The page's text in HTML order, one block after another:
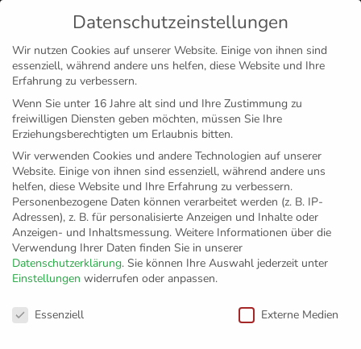
MENÜ
Disclaimer Impressum Datenschutz
Grundschule
Datenschutzeinstellungen
Wir nutzen Cookies auf unserer Website. Einige von ihnen sind
essenziell, während andere uns helfen, diese Website und Ihre
Erfahrung zu verbessern.
Wenn Sie unter 16 Jahre alt sind und Ihre Zustimmung zu
freiwilligen Diensten geben möchten, müssen Sie Ihre
Erziehungsberechtigten um Erlaubnis bitten.
Wir verwenden Cookies und andere Technologien auf unserer
Website. Einige von ihnen sind essenziell, während andere uns
helfen, diese Website und Ihre Erfahrung zu verbessern.
Personenbezogene Daten können verarbeitet werden (z. B. IP-
Adressen), z. B. für personalisierte Anzeigen und Inhalte oder
Anzeigen- und Inhaltsmessung. Weitere Informationen über die
Verwendung Ihrer Daten finden Sie in unserer
Datenschutzerklärung. Sie können Ihre Auswahl jederzeit unter
Einstellungen widerrufen oder anpassen.
Datenschutzeinstellungen
Essenziell Externe Medien